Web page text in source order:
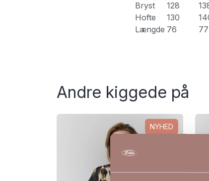
Bryst
128
Hofte
130
Længde 76 77
Andre kiggede på
NYHED